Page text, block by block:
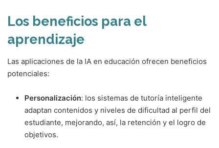
Los beneficios para el
aprendizaje
Las aplicaciones de la IA en educación ofrecen beneficios
potenciales:
Personalización: los sistemas de tutoría inteligente
adaptan contenidos y niveles de dificultad al perfil del
estudiante, mejorando, así, la retención y el logro de
objetivos.